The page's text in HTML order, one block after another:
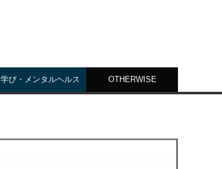
学び・メンタルヘルス OTHERWISE